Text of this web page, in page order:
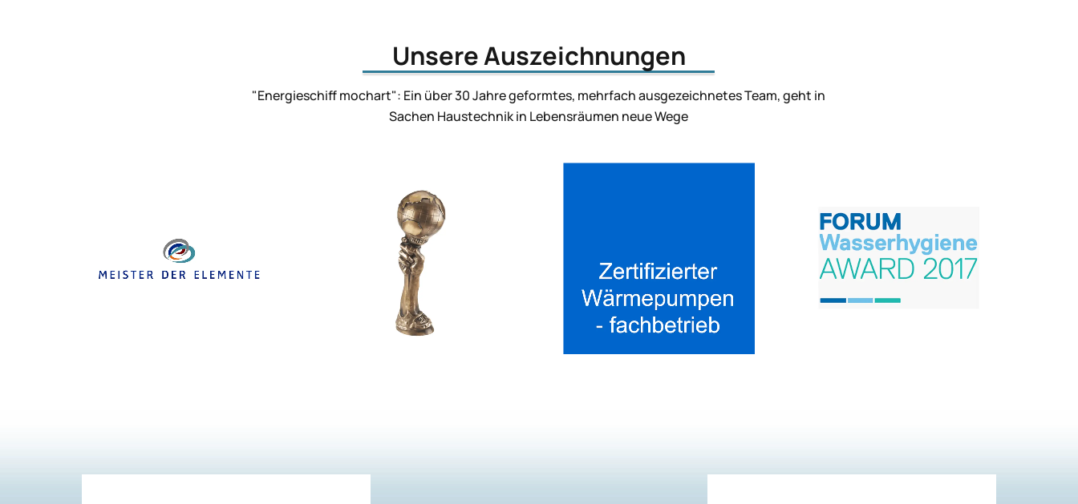
Unsere Auszeichnungen
"Energieschiff mochart": Ein über 30 Jahre geformtes, mehrfach ausgezeichnetes Team, geht in
Sachen Haustechnik in Lebensräumen neue Wege